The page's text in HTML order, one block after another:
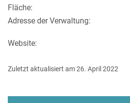
Fläche:
Adresse der Verwaltung:
Website:
Zuletzt aktualisiert am 26. April 2022